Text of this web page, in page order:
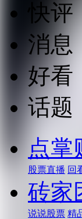
快评
消息
好看
话题
点掌
股票直播 回
砖家
说说股票 精